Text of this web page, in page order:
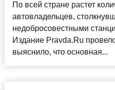
По всей стране растет
автовладельцев,
недобросовестными
Издание Pravda.Ru
выяснило, что основная...